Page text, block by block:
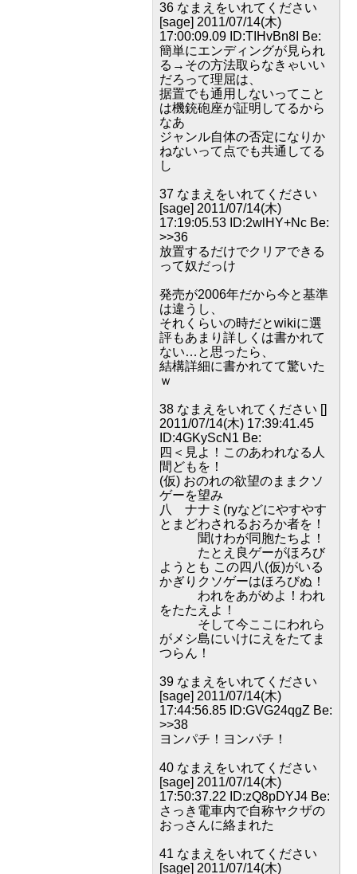
36 なまえをいれてください
[sage] 2011/07/14(木)
17:00:09.09 ID:TIHvBn8I Be:
簡単にエンディングが見られ
る→その方法取らなきゃいい
だろって理屈は、
据置でも通用しないってこと
は機銃砲座が証明してるから
なあ
ジャンル自体の否定になりか
ねないって点でも共通してる
し
37 なまえをいれてください
[sage] 2011/07/14(木)
17:19:05.53 ID:2wlHY+Nc Be:
>>36
放置するだけでクリアできる
って奴だっけ
発売が2006年だから今と基準
は違うし、
それくらいの時だとwikiに選
評もあまり詳しくは書かれて
ない…と思ったら、
結構詳細に書かれてて驚いた
ｗ
38 なまえをいれてください []
2011/07/14(木) 17:39:41.45
ID:4GKyScN1 Be:
四＜見よ！このあわれなる人
間どもを！
(仮) おのれの欲望のままクソ
ゲーを望み
八 ナナミ(ryなどにやすやす
とまどわされるおろか者を！
聞けわが同胞たちよ！
たとえ良ゲーがほろび
ようとも この四八(仮)がいる
かぎりクソゲーはほろびぬ！
われをあがめよ！われ
をたたえよ！
そして今ここにわれら
がメシ島にいけにえをたてま
つらん！
39 なまえをいれてください
[sage] 2011/07/14(木)
17:44:56.85 ID:GVG24qgZ Be:
>>38
ヨンパチ！ヨンパチ！
40 なまえをいれてください
[sage] 2011/07/14(木)
17:50:37.22 ID:zQ8pDYJ4 Be:
さっき電車内で自称ヤクザの
おっさんに絡まれた
41 なまえをいれてください
[sage] 2011/07/14(木)